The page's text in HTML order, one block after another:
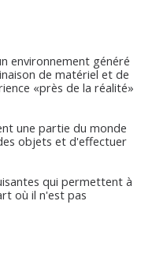
environnement généré
de matériel et de
«près de la réalité»
une partie du monde
objets et d'effectuer
qui permettent à
où il n'est pas